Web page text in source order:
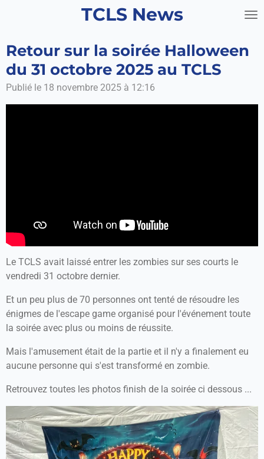
principal
TCLS News
Retour sur la soirée Halloween
du 31 octobre 2025 au TCLS
Publié le 18 novembre 2025 à 12:16
Le TCLS avait laissé entrer les zombies sur ses courts le
vendredi 31 octobre dernier.
Et un peu plus de 70 personnes ont tenté de résoudre les
énigmes de l'escape game organisé pour l'événement toute
la soirée avec plus ou moins de réussite.
Mais l'amusement était de la partie et il n'y a finalement eu
aucune personne qui s'est transformé en zombie.
Retrouvez toutes les photos finish de la soirée ci dessous ...